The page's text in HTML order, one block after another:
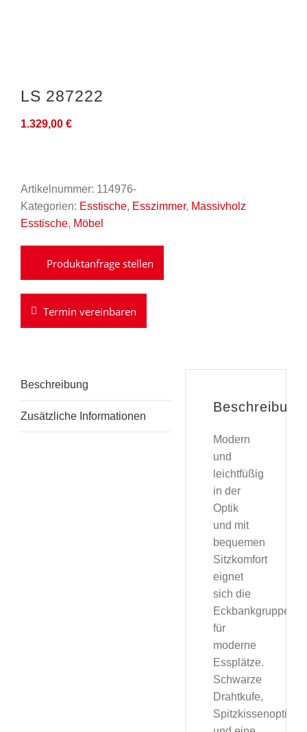
LS 287222
1.329,00 €
Artikelnummer: 114976-
Kategorien: Esstische, Esszimmer, Massivholz
Esstische, Möbel
Termin vereinbaren
Beschreibung
Zusätzliche Informationen
Beschreibung
Modern
und
leichtfüßig
in der
Optik
und mit
bequemen
Sitzkomfort
eignet
sich die
Eckbankgruppe
für
moderne
Essplätze.
Schwarze
Drahtkufe,
Spitzkissenoptik